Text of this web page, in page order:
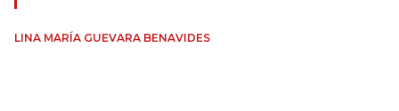
LINA MARÍA GUEVARA BENAVIDES